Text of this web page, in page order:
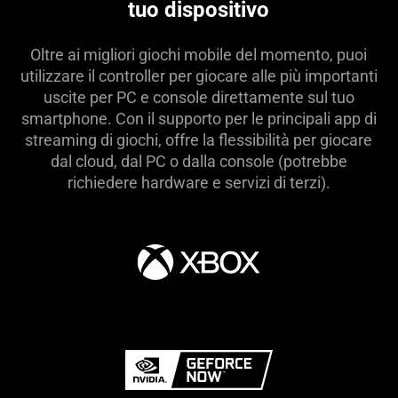
tuo dispositivo
Oltre ai migliori giochi mobile del momento, puoi
utilizzare il controller per giocare alle più importanti
uscite per PC e console direttamente sul tuo
smartphone. Con il supporto per le principali app di
streaming di giochi, offre la flessibilità per giocare
dal cloud, dal PC o dalla console (potrebbe
richiedere hardware e servizi di terzi).